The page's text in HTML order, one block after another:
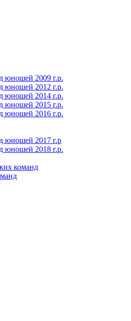
юношей 2009 г.р.
юношей 2012 г.р.
юношей 2014 г.р.
юношей 2015 г.р.
юношей 2016 г.р.
юношей 2017 г.р
юношей 2018 г.р.
команд